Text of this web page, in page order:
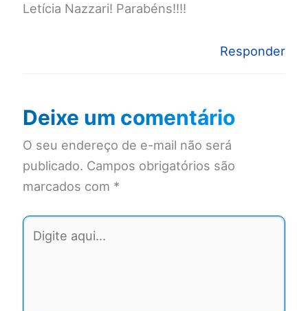
Letícia Nazzari! Parabéns!!!!
Responder
Deixe um comentário
O seu endereço de e-mail não será
publicado. Campos obrigatórios são
marcados com *
Digite
aqui...